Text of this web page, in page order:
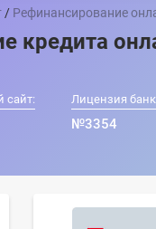
/ Рефинансирование
кредита
сайт: Лицензия
№3354